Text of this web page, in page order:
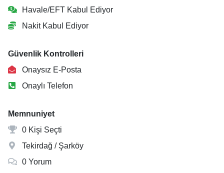
Havale/EFT Kabul Ediyor
Nakit Kabul Ediyor
Güvenlik Kontrolleri
Onaysız E-Posta
Onaylı Telefon
Memnuniyet
0 Kişi Seçti
Tekirdağ / Şarköy
0 Yorum